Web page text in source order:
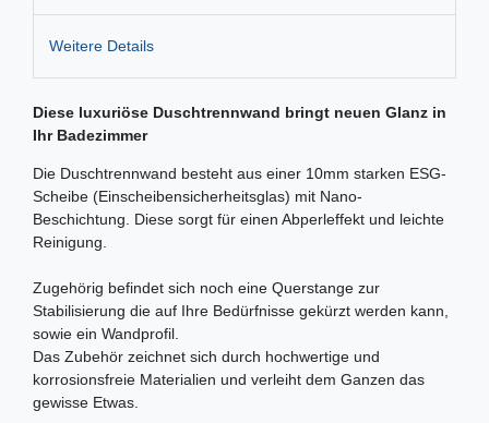
Weitere Details
Diese luxuriöse Duschtrennwand bringt neuen Glanz in
Ihr Badezimmer
Die Duschtrennwand besteht aus einer 10mm starken ESG-
Scheibe (Einscheibensicherheitsglas) mit Nano-
Beschichtung. Diese sorgt für einen Abperleffekt und leichte
Reinigung.
Zugehörig befindet sich noch eine Querstange zur
Stabilisierung die auf Ihre Bedürfnisse gekürzt werden kann,
sowie ein Wandprofil.
Das Zubehör zeichnet sich durch hochwertige und
korrosionsfreie Materialien und verleiht dem Ganzen das
gewisse Etwas.